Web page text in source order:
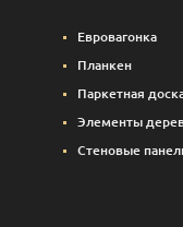
Евровагонка
Планкен
Паркетная
Элементы
Стеновые